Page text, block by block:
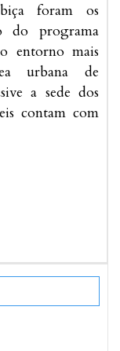
foram os
do programa
entorno mais
urbana de
a sede dos
contam com